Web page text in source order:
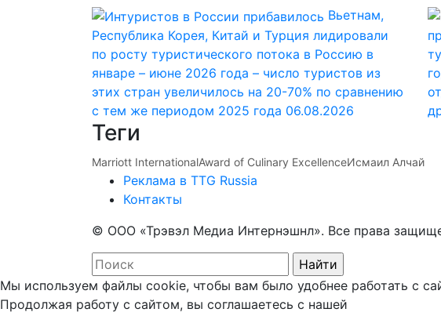
Вьетнам,
Республика Корея, Китай и Турция лидировали
по росту туристического потока в Россию в
январе – июне 2026 года – число туристов из
этих стран увеличилось на 20-70% по сравнению
с тем же периодом 2025 года 06.08.2026
Теги
Marriott InternationalAward of Culinary ExcellenceИсмаил Алчай
Реклама в TTG Russia
Контакты
© ООО «Трэвэл Медиа Интернэшнл». Все права
Мы используем файлы cookie, чтобы вам было удобнее работать с
Продолжая работу с сайтом, вы соглашаетесь с нашей